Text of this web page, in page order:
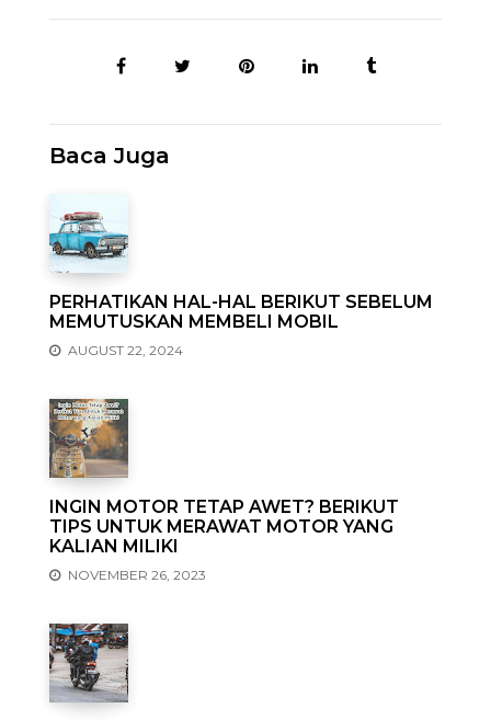
Baca Juga
PERHATIKAN HAL-HAL BERIKUT SEBELUM
MEMUTUSKAN MEMBELI MOBIL
AUGUST 22, 2024
INGIN MOTOR TETAP AWET? BERIKUT
TIPS UNTUK MERAWAT MOTOR YANG
KALIAN MILIKI
NOVEMBER 26, 2023